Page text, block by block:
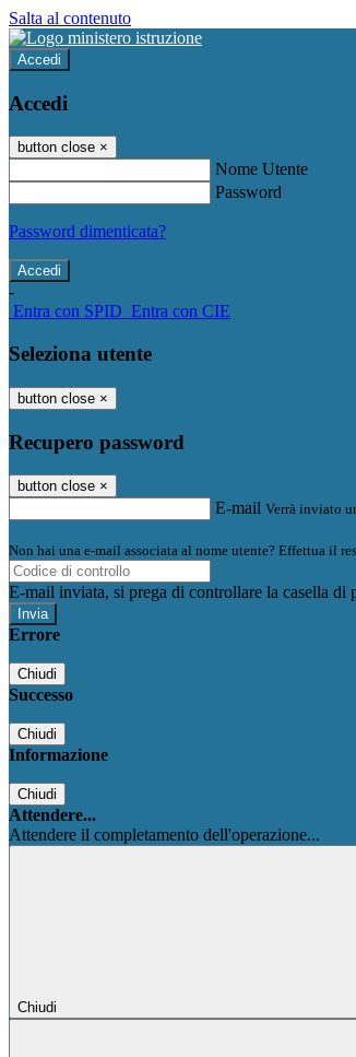
Salta al contenuto
Accedi
Accedi
button close ×
Nome Utente
Password
Password dimenticata?
-
Entra con SPID Entra con CIE
Seleziona utente
button close ×
Recupero password
button close ×
E-mail Verrà inviato
Non hai una e-mail associata al nome utente? Effettua il
E-mail inviata, si prega di controllare la casella di
Errore
Chiudi
Successo
Chiudi
Informazione
Chiudi
Attendere...
Attendere il completamento dell'operazione...
Chiudi